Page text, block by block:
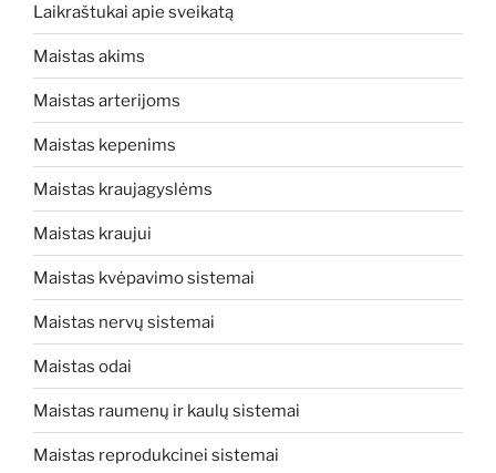
Laikraštukai apie sveikatą
Maistas akims
Maistas arterijoms
Maistas kepenims
Maistas kraujagyslėms
Maistas kraujui
Maistas kvėpavimo sistemai
Maistas nervų sistemai
Maistas odai
Maistas raumenų ir kaulų sistemai
Maistas reprodukcinei sistemai